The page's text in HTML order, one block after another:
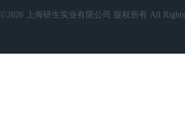
©2026 上海研生实业有限公司 版权所有 All Rights